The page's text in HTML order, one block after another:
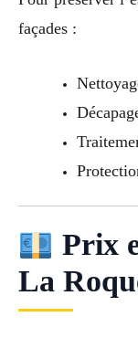
façades :
Prix
La